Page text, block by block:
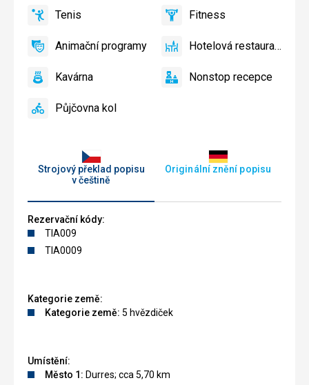
Strojový překlad popisu
v češtině
Originální znění popisu
Rezervační kódy:
TIA009
TIA0009
Kategorie země:
Kategorie země: 5 hvězdiček
Umístění:
Město 1: Durres; cca 5,70 km
Lehátka
a
na
zdarma
Dětské
Dětský
Tenis,Tenis
ano FitnessFitness
ano
Animační
Animační programy
ano
Hotelová
Hotelová restaurace
ano
KavárnaKavárna
ano
NonstopNonstop recepce
ano
PůjčovnaPůjčovna kol
ano